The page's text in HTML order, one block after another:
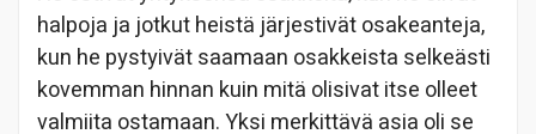
halpoja ja jotkut heistä järjestivät osakeanteja,
kun he pystyivät saamaan osakkeista selkeästi
kovemman hinnan kuin mitä olisivat itse olleet
valmiita ostamaan. Yksi merkittävä asia oli se